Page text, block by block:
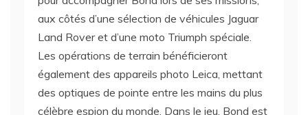
aux côtés d’une sélection de véhicules Jaguar
Land Rover et d’une moto Triumph spéciale.
Les opérations de terrain bénéficieront
également des appareils photo Leica, mettant
des optiques de pointe entre les mains du plus
célèbre espion du monde. Dans le jeu, Bond est